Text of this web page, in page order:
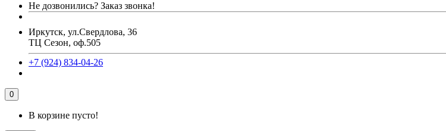
Не дозвонились? Заказ звонка!
Иркутск, ул.Свердлова, 36
ТЦ Сезон, оф.505
+7 (924) 834-04-26
0
В корзине пусто!